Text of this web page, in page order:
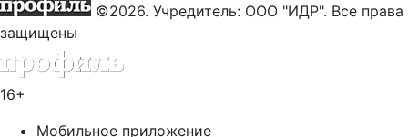
©2026. Учредитель: ООО "ИДР". Все права
защищены
16+
Мобильное приложение